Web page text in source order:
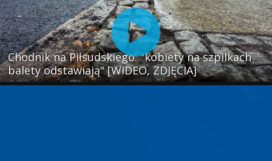
Chodnik na Piłsudskiego: "kobiety na szpilkach
balety odstawiają" [WIDEO, ZDJĘCIA]